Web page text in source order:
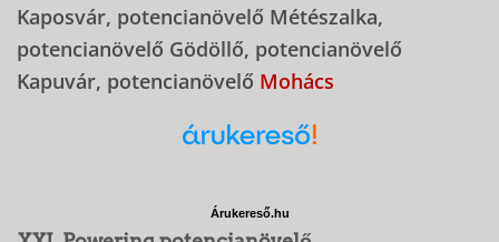
Kaposvár, potencianövelő Métészalka,
potencianövelő Gödöllő, potencianövelő
Kapuvár, potencianövelő Mohács
Árukereső.hu